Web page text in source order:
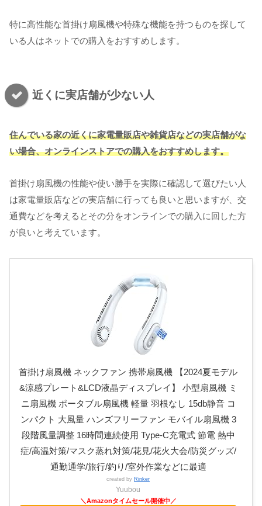
特に高性能な首掛け扇風機や特殊な機能を持つものを探して
いる人はネットでの購入をおすすめします。
近くに実店舗が少ない人
住んでいる家の近くに家電量販店や雑貨店などの実店舗がな
い場合、オンラインストアでの購入をおすすめします。
首掛け扇風機の性能や使い勝手を実際に確認して選びたい人
は家電量販店などの実店舗に行っても良いと思いますが、交
通費などを考えるとその分をオンラインでの購入に回した方
が良いと考えています。
首掛け扇風機 ネックファン 携帯扇風機 【2024夏モデル
&涼感プレート&LCD液晶ディスプレイ】 小型扇風機 ミ
ニ扇風機 ポータブル扇風機 軽量 羽根なし 15db静音 コ
ンパクト 大風量 ハンズフリーファン モバイル扇風機 3
段階風量調整 16時間連続使用 Type-C充電式 節電 熱中
症/高温対策/マスク蒸れ対策/花見/花火大会/防災グッズ/
通勤通学/旅行/釣り/室外作業などに最適
created by Rinker
Yuubou